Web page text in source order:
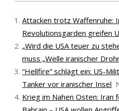
Attacken trotz Waffenruhe:
Revolutionsgarden greifen
„Wird die USA teuer zu
muss „Welle iranischer
“Hellfire” schlägt ein: US-
Tanker vor iranischer Insel
Krieg im Nahen Osten: Iran